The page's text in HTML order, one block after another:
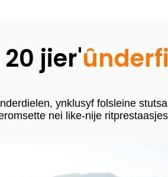
jier'
ynklusyf folsleine
nei like-nije